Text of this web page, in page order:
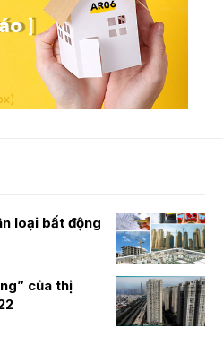
loại bất động
của thị